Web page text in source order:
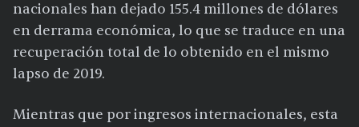
nacionales han dejado 155.4 millones de dólares
en derrama económica, lo que se traduce en una
recuperación total de lo obtenido en el mismo
lapso de 2019.
Mientras que por ingresos internacionales, esta